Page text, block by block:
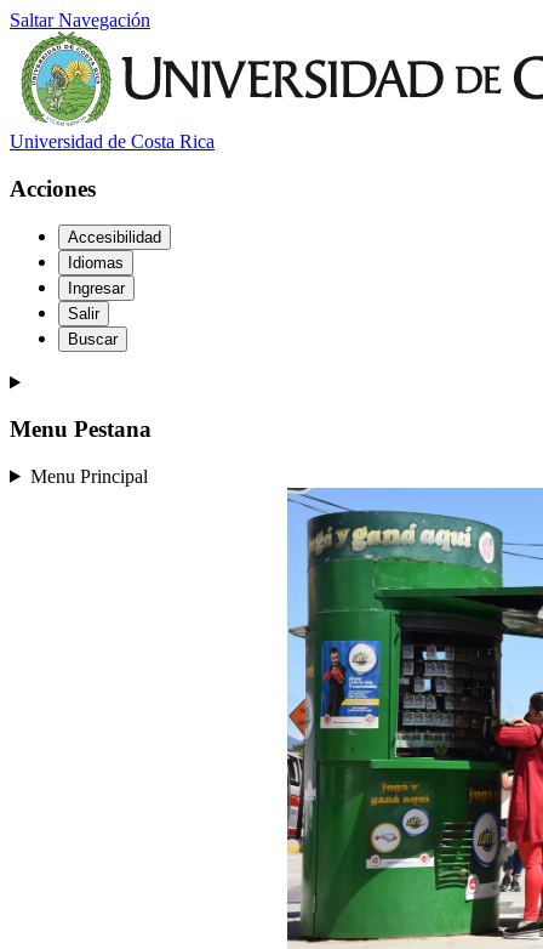
Saltar Navegación
Universidad de Costa Rica
Acciones
Accesibilidad
Idiomas
Ingresar
Salir
Buscar
Menu Pestana
Menu Principal